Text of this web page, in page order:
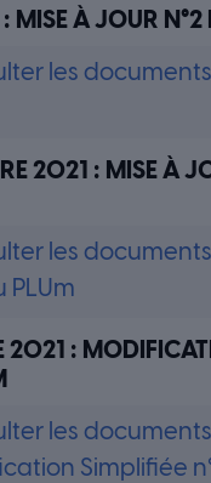
MISE À JOUR N°2
les
2021 : MISE À
les
PLUm
2021 :
les
Simplifiée